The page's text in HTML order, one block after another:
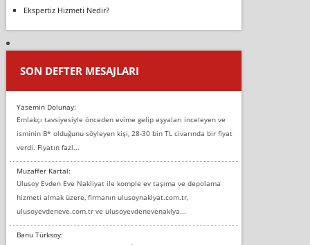
Ekspertiz Hizmeti Nedir?
SON DEFTER MESAJLARI
Yasemin Dolunay:
Emlakçı tavsiyesiyle önceden evime gelip eşyaları inceleyen ve
isminin B* olduğunu söyleyen kişi, 28-30 bin TL civarında bir fiyat
verdi. Fiyatın fazl...
Muzaffer Kartal:
Ulusoy Evden Eve Nakliyat ile komple ev taşıma ve depolama
hizmeti almak üzere, firmanın ulusoynaklyat.com.tr,
ulusoyevdeneve.com.tr ve ulusoyevdenevenaklya...
Banu Türksoy: